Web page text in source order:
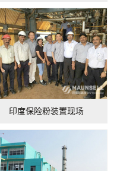
印度保险粉装置现场